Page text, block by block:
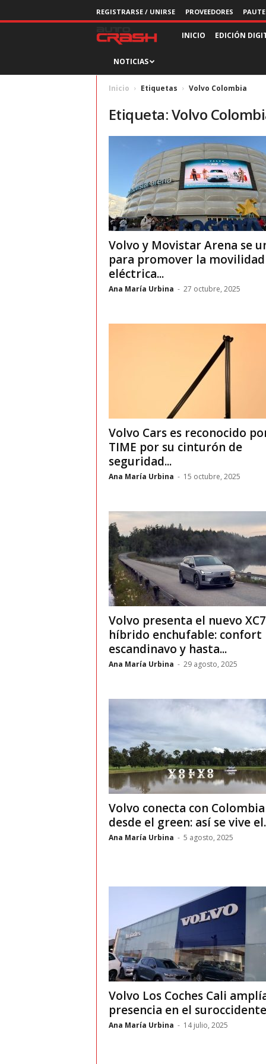
REGISTRARSE / UNIRSE PROVEEDORES
v
i
t
a
A
u
c
s
–
C
s
v
o
i
a
INICIO EDICIÓN
NOTICIAS
Inicio Etiquetas Volvo Colombia
Etiqueta: Volvo
Volvo y Movistar Arena se
para promover la movilidad
eléctrica...
Ana María Urbina - 27 octubre, 2025
Volvo Cars es reconocido
TIME por su cinturón de
seguridad...
Ana María Urbina - 15 octubre, 2025
Volvo presenta el nuevo
híbrido enchufable: confort
escandinavo y hasta...
Ana María Urbina - 29 agosto, 2025
Volvo conecta con Colombia
desde el green: así se vive
Ana María Urbina - 5 agosto, 2025
Volvo Los Coches Cali
presencia en el suroccidente
Ana María Urbina - 14 julio, 2025